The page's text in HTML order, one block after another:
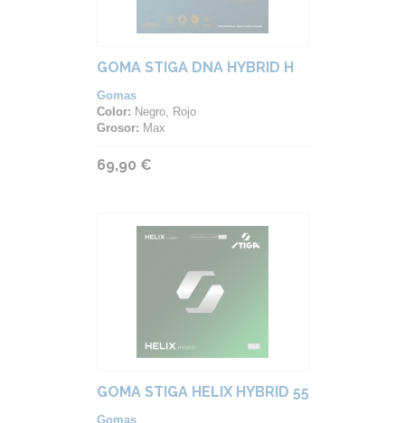
GOMA STIGA DNA HYBRID H
Gomas
Color: Negro, Rojo
Grosor: Max
69,90 €
GOMA STIGA HELIX HYBRID 55
Gomas